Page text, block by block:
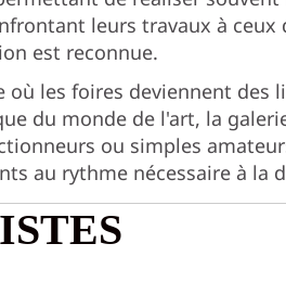
leurs travaux à
est reconnue.
où les foires deviennent des
du monde de l'art, la
ou simples
au rythme nécessaire à la